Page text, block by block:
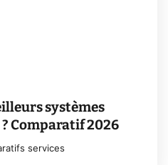
systèmes
Comparatif 2026
services